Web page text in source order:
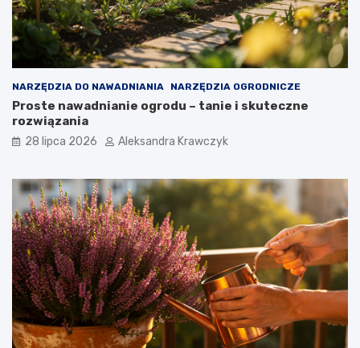
NARZĘDZIA DO NAWADNIANIA NARZĘDZIA OGRODNICZE
Proste nawadnianie ogrodu – tanie i skuteczne
rozwiązania
28 lipca 2026 Aleksandra Krawczyk